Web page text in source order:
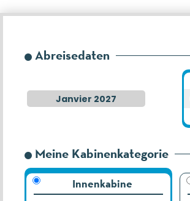
Abreisedaten
Janvier 2027
Meine Kabinenkategorie
Innenkabine